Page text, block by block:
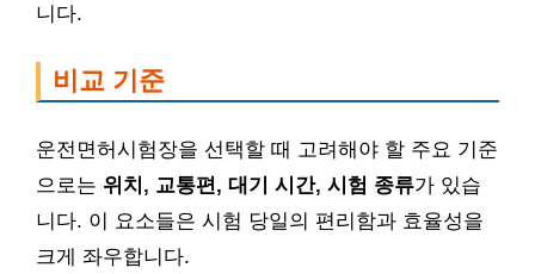
니다.
비교 기준
운전면허시험장을 선택할 때 고려해야 할 주요 기준
으로는 위치, 교통편, 대기 시간, 시험 종류가 있습
니다. 이 요소들은 시험 당일의 편리함과 효율성을
크게 좌우합니다.